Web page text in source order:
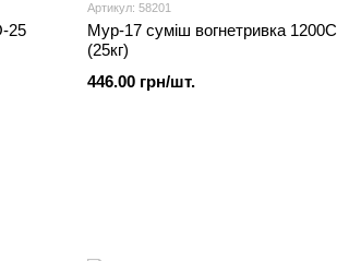
25
Артикул: 58201
Мур-17 суміш вогнетривка 1200С
(25кг)
446.00 грн/шт.